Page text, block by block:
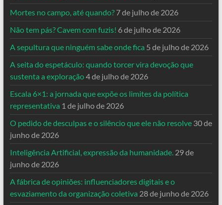
Mortes no campo, até quando? 7 de julho de 2026
Não tem pás? Cavem com fuzis! 6 de julho de 2026
A sepultura que ninguém sabe onde fica 5 de julho de 2026
A seita do espetáculo: quando torcer vira devoção que
sustenta a exploração4 de julho de 2026
Escala 6×1: a jornada que expõe os limites da política
representativa 1 de julho de 2026
O pedido de desculpas e o silêncio que ele não resolve 30 de
junho de 2026
Inteligência Artificial, expressão da humanidade. 29 de
junho de 2026
A fábrica de opiniões: influenciadores digitais e o
esvaziamento da organização coletiva 28 de junho de 2026